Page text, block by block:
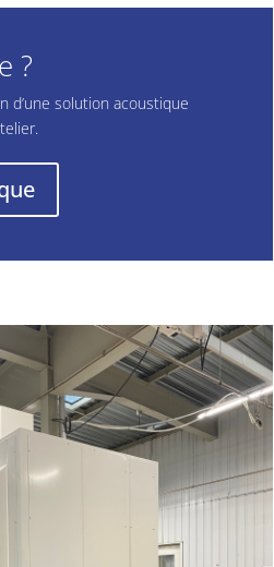
?
d’une solution acoustique